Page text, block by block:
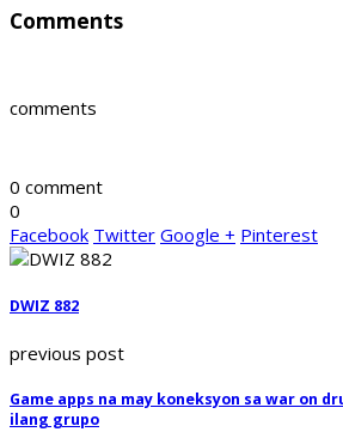
Comments
comments
0 comment
0
Facebook Twitter Google + Pinterest
DWIZ 882
previous post
Game apps na may koneksyon sa war on
ilang grupo